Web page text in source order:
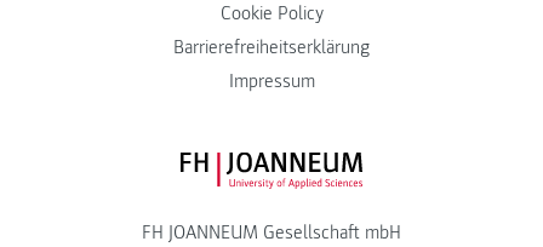
Cookie Policy
Barrierefreiheitserklärung
Impressum
FH JOANNEUM Logo
FH JOANNEUM Gesellschaft mbH